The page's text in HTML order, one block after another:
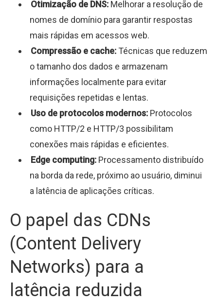
Otimização de DNS: Melhorar a resolução de
nomes de domínio para garantir respostas
mais rápidas em acessos web.
Compressão e cache: Técnicas que reduzem
o tamanho dos dados e armazenam
informações localmente para evitar
requisições repetidas e lentas.
Uso de protocolos modernos: Protocolos
como HTTP/2 e HTTP/3 possibilitam
conexões mais rápidas e eficientes.
Edge computing: Processamento distribuído
na borda da rede, próximo ao usuário, diminui
a latência de aplicações críticas.
O papel das CDNs
(Content Delivery
Networks) para a
latência reduzida